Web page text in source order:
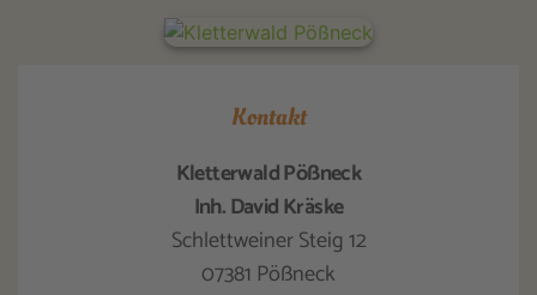
Kontakt
Kletterwald Pößneck
Inh. David Kräske
Schlettweiner Steig 12
07381 Pößneck